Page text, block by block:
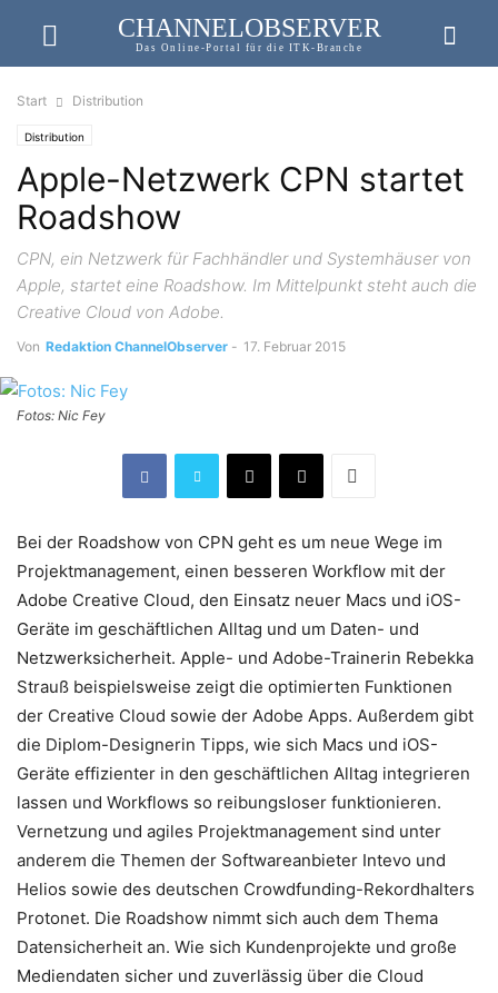
CHANNELOBSERVER
Das Online-Portal für die ITK-Branche
Start Distribution
Distribution
Apple-Netzwerk CPN startet
Roadshow
CPN, ein Netzwerk für Fachhändler und Systemhäuser von
Apple, startet eine Roadshow. Im Mittelpunkt steht auch die
Creative Cloud von Adobe.
Von Redaktion ChannelObserver - 17. Februar 2015
Fotos: Nic Fey
Bei der Roadshow von CPN geht es um neue Wege im
Projektmanagement, einen besseren Workflow mit der
Adobe Creative Cloud, den Einsatz neuer Macs und iOS-
Geräte im geschäftlichen Alltag und um Daten- und
Netzwerksicherheit. Apple- und Adobe-Trainerin Rebekka
Strauß beispielsweise zeigt die optimierten Funktionen
der Creative Cloud sowie der Adobe Apps. Außerdem gibt
die Diplom-Designerin Tipps, wie sich Macs und iOS-
Geräte effizienter in den geschäftlichen Alltag integrieren
lassen und Workflows so reibungsloser funktionieren.
Vernetzung und agiles Projektmanagement sind unter
anderem die Themen der Softwareanbieter Intevo und
Helios sowie des deutschen Crowdfunding-Rekordhalters
Protonet. Die Roadshow nimmt sich auch dem Thema
Datensicherheit an. Wie sich Kundenprojekte und große
Mediendaten sicher und zuverlässig über die Cloud